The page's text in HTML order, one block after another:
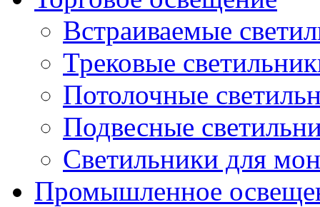
Встраиваемые
Трековые
Потолочные
Подвесные
Светильники для
Промышленное